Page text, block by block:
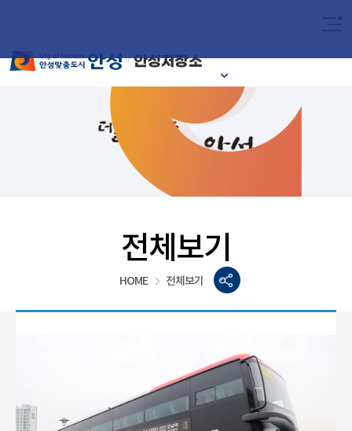
전체보기
HOME 전체보기